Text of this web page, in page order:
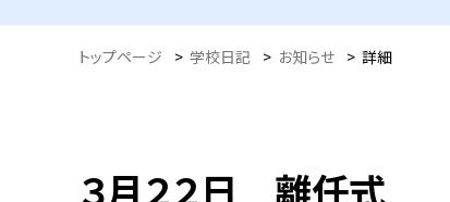
トップページ > 学校日記 > お知らせ > 詳細
３月２２日 離任式